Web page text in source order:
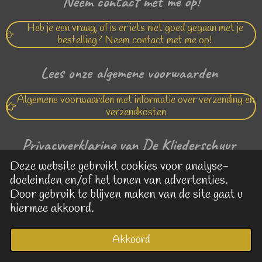
Deze website gebruikt cookies voor analyse-
doeleinden en/of het tonen van advertenties.
Door gebruik te blijven maken van de site gaat u
hiermee akkoord.
Akkoord
Heb je een vraag, of is er iets niet goed gegaan met je
bestelling? Neem contact met me op!
Lees onze algemene voorwaarden
Algemene voorwaarden met informatie over verzending en
verzendkosten
Privacyverklaring van De Kliederschuur
Lees hier de privacy verklaring van De Kliederschuur
© 2020 - 2026 DeKliederschuur